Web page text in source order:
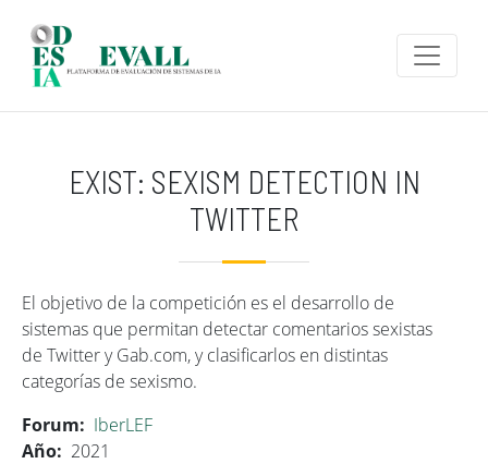
EXIST: SEXISM DETECTION IN
TWITTER
El objetivo de la competición es el desarrollo de
sistemas que permitan detectar comentarios sexistas
de Twitter y Gab.com, y clasificarlos en distintas
categorías de sexismo.
Forum
IberLEF
Año
2021